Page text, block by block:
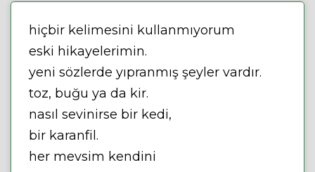
hiçbir kelimesini kullanmıyorum
eski hikayelerimin.
yeni sözlerde yıpranmış şeyler vardır.
toz, buğu ya da kir.
nasıl sevinirse bir kedi,
bir karanfil.
her mevsim kendini